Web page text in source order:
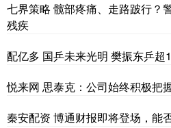
七界策略 髋部疼痛、走路跛行？
残疾
配亿多 国乒未来光明 樊振东乒
悦来网 思泰克：公司始终积极把
秦安配资 博通财报即将登场，能